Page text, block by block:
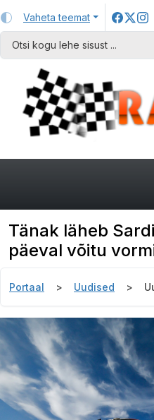
Vaheta teemat
Tänak läheb
päeval võitu
Portaal Uudised